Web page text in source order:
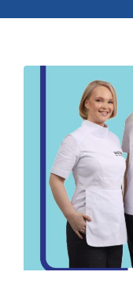
ЛЕЧЕБНАЯ
ОНЛАЙН-КУРСЫ
КОНТАКТЫ